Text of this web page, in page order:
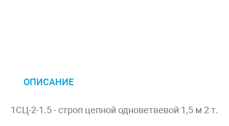
ОПИСАНИЕ
1СЦ-2-1.5 - строп цепной одноветвевой 1,5 м 2 т.